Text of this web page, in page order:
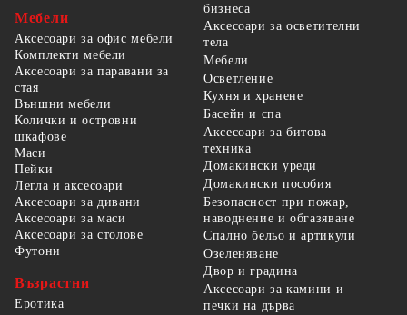
Мебели
Аксесоари за офис мебели
Комплекти мебели
Аксесоари за паравани за
стая
Външни мебели
Колички и островни
шкафове
Маси
Пейки
Легла и аксесоари
Аксесоари за дивани
Аксесоари за маси
Аксесоари за столове
Футони
Възрастни
Еротика
бизнеса
Аксесоари за осветителни
тела
Мебели
Осветление
Кухня и хранене
Басейн и спа
Аксесоари за битова
техника
Домакински уреди
Домакински пособия
Безопасност при пожар,
наводнение и обгазяване
Спално бельо и артикули
Озеленяване
Двор и градина
Аксесоари за камини и
печки на дърва